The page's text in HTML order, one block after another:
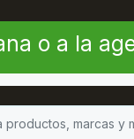
o a la